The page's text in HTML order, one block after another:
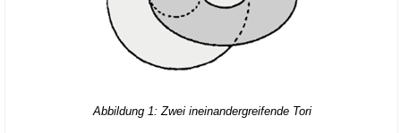
Abbil­dung 1: Zwei inein­an­der­grei­fen­de Tori